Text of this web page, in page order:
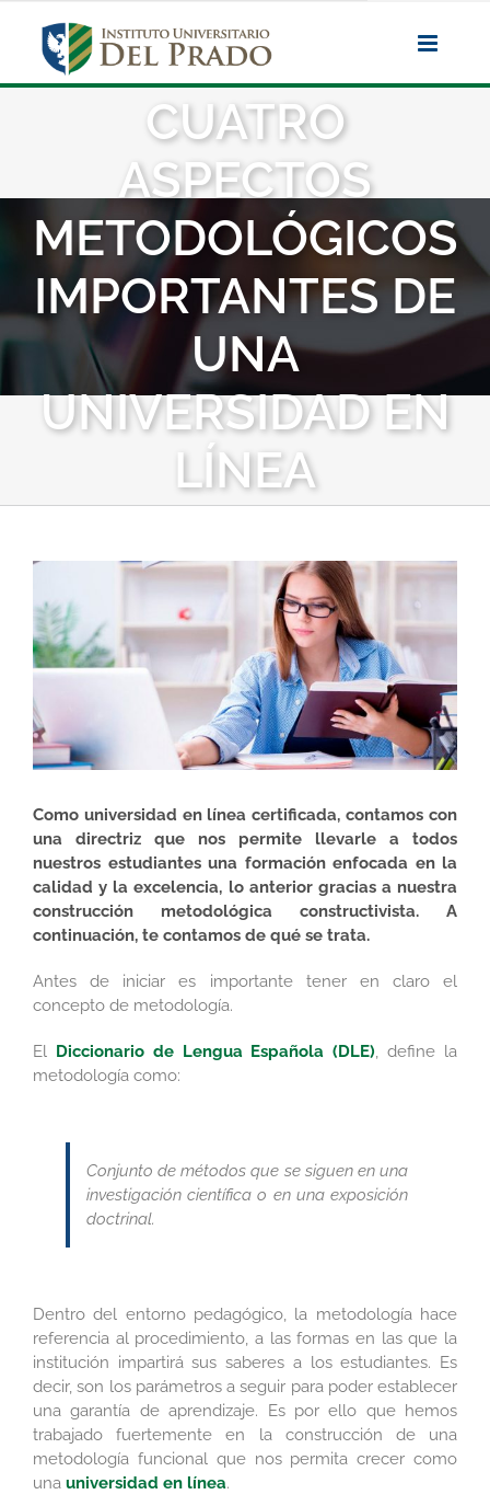
contenido
CUATRO
ASPECTOS
METODOLÓGICOS
IMPORTANTES DE
UNA
UNIVERSIDAD EN
LÍNEA
Ver
más
grande
Como universidad en línea certificada, contamos con
una directriz que nos permite llevarle a todos
nuestros estudiantes una formación enfocada en la
calidad y la excelencia, lo anterior gracias a nuestra
construcción metodológica constructivista. A
continuación, te contamos de qué se trata.
Antes de iniciar es importante tener en claro el
concepto de metodología.
El Diccionario de Lengua Española (DLE), define la
metodología como:
Conjunto de métodos que se siguen en una
investigación científica o en una exposición
doctrinal.
Dentro del entorno pedagógico, la metodología hace
referencia al procedimiento, a las formas en las que la
institución impartirá sus saberes a los estudiantes. Es
decir, son los parámetros a seguir para poder establecer
una garantía de aprendizaje. Es por ello que hemos
trabajado fuertemente en la construcción de una
metodología funcional que nos permita crecer como
una universidad en línea.